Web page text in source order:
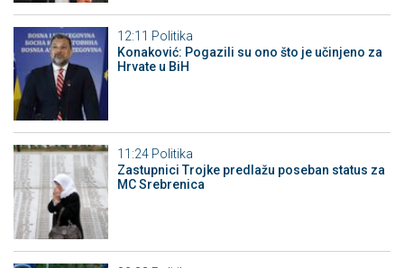
12:11 Politika
Konaković: Pogazili su ono što je učinjeno za
Hrvate u BiH
11:24 Politika
Zastupnici Trojke predlažu poseban status za
MC Srebrenica